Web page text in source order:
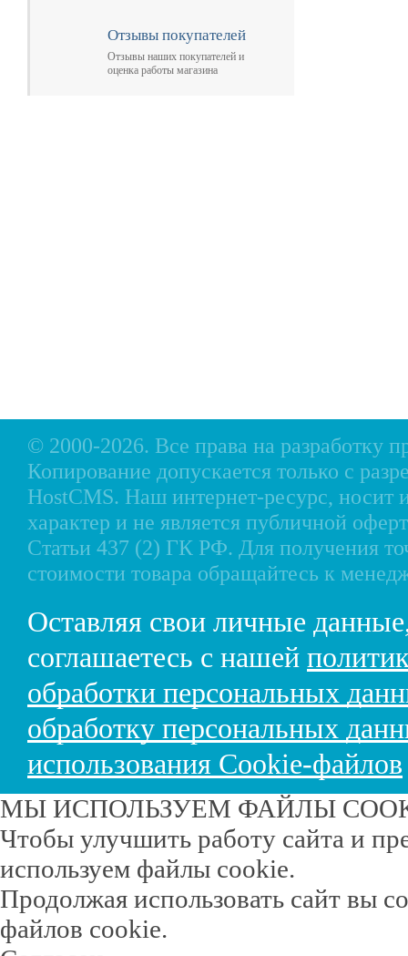
Отзывы покупателей
Отзывы наших покупателей и
оценка работы магазина
© 2000-2026. Все права на разработку
Копирование допускается только с
HostCMS. Наш интернет-ресурс,
характер и не является публичной
Статьи 437 (2) ГК РФ. Для получения
стоимости товара обращайтесь к
Оставляя свои личные
соглашаетесь с нашей
обработки персональных
обработку персональных
использования Cookie-файлов
МЫ ИСПОЛЬЗУЕМ ФАЙЛЫ
Чтобы улучшить работу сайта и
используем файлы cookie.
Продолжая использовать сайт вы
файлов cookie.